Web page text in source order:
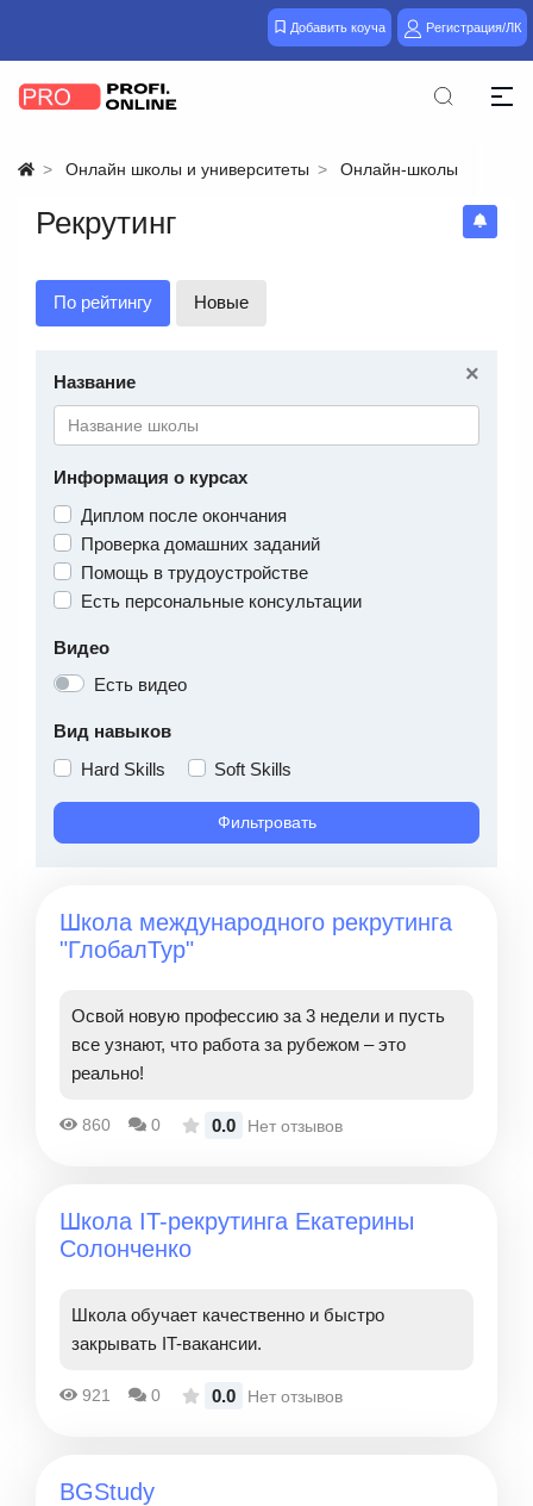
Добавить коуча Регистрация/ЛК
Онлайн школы и университеты Онлайн-школы
Рекрутинг
По рейтингу Новые
×
Название
Информация о курсах
Диплом после окончания
Проверка домашних заданий
Помощь в трудоустройстве
Есть персональные консультации
Видео
Есть видео
Вид навыков
Hard Skills
Soft Skills
Фильтровать
Школа международного рекрутинга
"ГлобалТур"
Освой новую профессию за 3 недели и пусть
все узнают, что работа за рубежом – это
реально!
860 0 0.0 Нет отзывов
Школа IT-рекрутинга Екатерины
Солонченко
Школа обучает качественно и быстро
закрывать IT-вакансии.
921 0 0.0 Нет отзывов
BGStudy